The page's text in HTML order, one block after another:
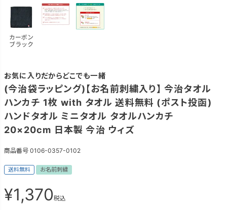
カーボン
ブラック
お気に入りだからどこでも一緒
(今治袋ラッピング)【お名前刺繍入り】 今治タオル
ハンカチ 1枚 with タオル 送料無料 (ポスト投函)
ハンドタオル ミニタオル タオルハンカチ
20×20cm 日本製 今治 ウィズ
商品番号 0106-0357-0102
送料無料 お名前刺繍
¥1,370税込